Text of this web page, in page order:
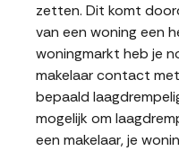
zetten. Dit komt
van een woning een
woningmarkt heb je
makelaar contact
bepaald
mogelijk om
een makelaar, je